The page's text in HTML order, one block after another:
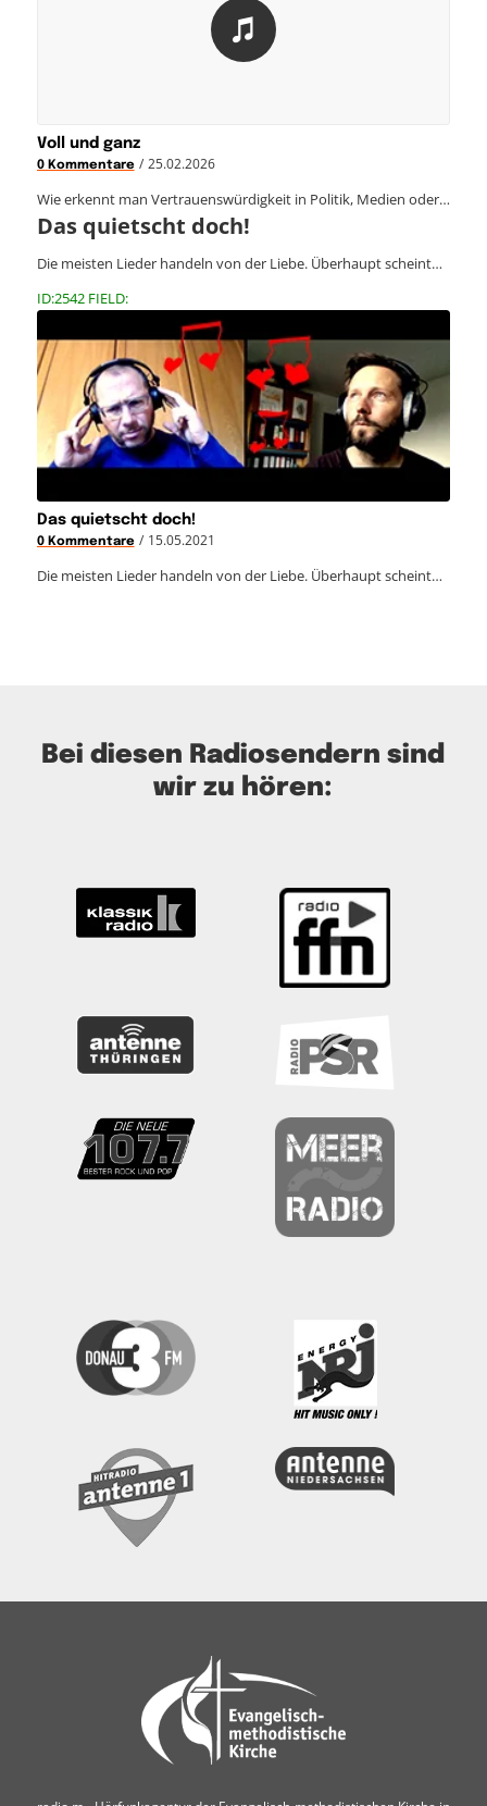
Voll und ganz
0 Kommentare / 25.02.2026
Wie erkennt man Vertrauenswürdigkeit in Politik, Medien oder…
Das quietscht doch!
Die meisten Lieder handeln von der Liebe. Überhaupt scheint…
ID:2542 FIELD:
Das quietscht doch!
0 Kommentare / 15.05.2021
Die meisten Lieder handeln von der Liebe. Überhaupt scheint…
Bei diesen Radiosendern sind
wir zu hören: